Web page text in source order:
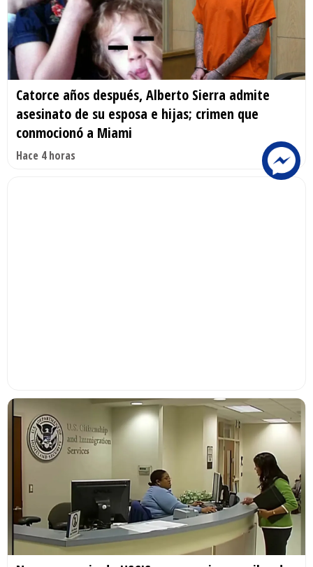
Catorce años después, Alberto Sierra admite
asesinato de su esposa e hijas; crimen que
conmocionó a Miami
Hace 4 horas